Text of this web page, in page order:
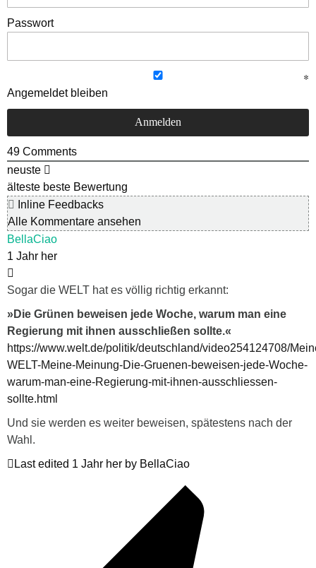
Passwort
Angemeldet bleiben
49 Comments
neuste
älteste beste Bewertung
Inline Feedbacks
Alle Kommentare ansehen
BellaCiao
1 Jahr her
Sogar die WELT hat es völlig richtig erkannt:
»Die Grünen beweisen jede Woche, warum man eine
Regierung mit ihnen ausschließen sollte.«
https://www.welt.de/politik/deutschland/video254124708/
WELT-Meine-Meinung-Die-Gruenen-beweisen-jede-Woche-
warum-man-eine-Regierung-mit-ihnen-ausschliessen-
sollte.html
Und sie werden es weiter beweisen, spätestens nach der
Wahl.
Last edited 1 Jahr her by BellaCiao